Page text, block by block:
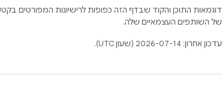
דוגמאות התוכן והקוד שבדף הזה כפופות לרישיונות המפורטים
של השותפים העצמאיים שלה.
עדכון אחרון: 2026-07-14 (שעון UTC).